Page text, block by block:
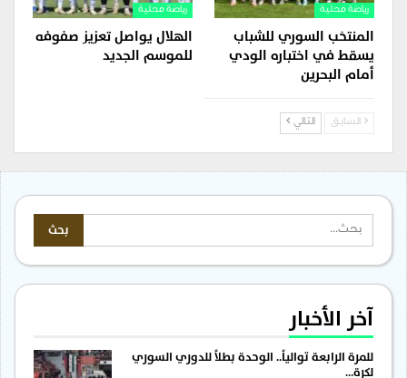
رياضة محلية
المنتخب السوري للشباب
يسقط في اختباره الودي
أمام البحرين
رياضة محلية
الهلال يواصل تعزيز صفوفه
للموسم الجديد
السابق التالي
آخر الأخبار
للمرة الرابعة توالياً.. الوحدة بطلاً للدوري السوري
لكرة…